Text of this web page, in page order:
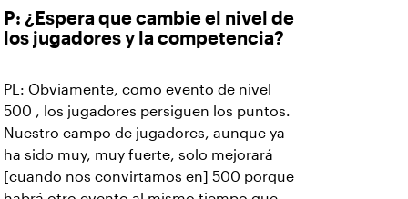
P: ¿Espera que cambie el nivel de
los jugadores y la competencia?
PL: Obviamente, como evento de nivel
500 , los jugadores persiguen los puntos.
Nuestro campo de jugadores, aunque ya
ha sido muy, muy fuerte, solo mejorará
[cuando nos convirtamos en] 500 porque